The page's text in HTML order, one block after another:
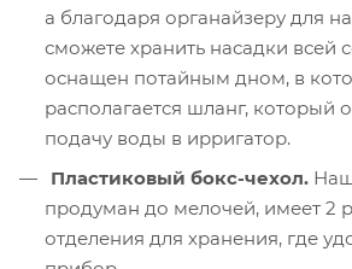
а благодаря органайзеру для
сможете хранить насадки всей
оснащен потайным дном, в
располагается шланг, который
подачу воды в ирригатор.
Пластиковый бокс-чехол.
продуман до мелочей, имеет 2
отделения для хранения, где